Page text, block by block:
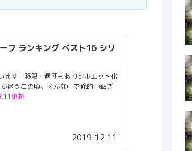
フ ランキング ベスト16 シリ
ます！移籍・退団もありシルエット化
迷うこの頃。そんな中で俺的中継ぎ
更新
2019.12.11